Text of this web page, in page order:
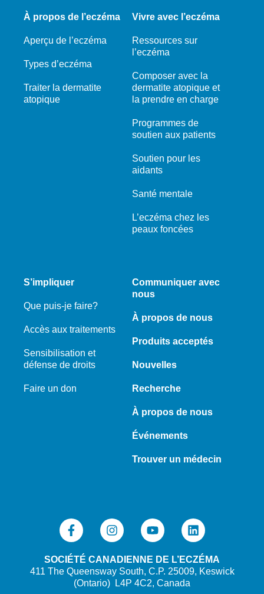
À propos de l’eczéma
Aperçu de l’eczéma
Types d’eczéma
Traiter la dermatite
atopique
Vivre avec l’eczéma
Ressources sur
l’eczéma
Composer avec la
dermatite atopique et
la prendre en charge
Programmes de
soutien aux patients
Soutien pour les
aidants
Santé mentale
L’eczéma chez les
peaux foncées
S’impliquer
Que puis-je faire?
Accès aux traitements
Sensibilisation et
défense de droits
Faire un don
Communiquer avec
nous
À propos de nous
Produits acceptés
Nouvelles
Recherche
À propos de nous
Événements
Trouver un médecin
SOCIÉTÉ CANADIENNE DE L’ECZÉMA
411 The Queensway South, C.P. 25009, Keswick
(Ontario) L4P 4C2, Canada